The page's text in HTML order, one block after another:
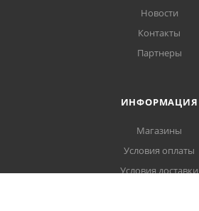
Новости
Контакты
Партнеры
ИНФОРМАЦИЯ
Магазины
Условия оплаты
Условия доставки